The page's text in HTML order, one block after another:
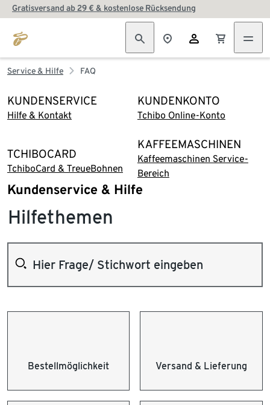
Gratisversand ab 29 € & kostenlose Rücksendung
Service & Hilfe FAQ
KUNDENSERVICE
Hilfe & Kontakt
KUNDENKONTO
Tchibo Online-Konto
TCHIBOCARD
TchiboCard & TreueBohnen
KAFFEEMASCHINEN
Kaffeemaschinen Service-
Bereich
Kundenservice & Hilfe
Hilfethemen
Bestellmöglichkeit Versand & Lieferung